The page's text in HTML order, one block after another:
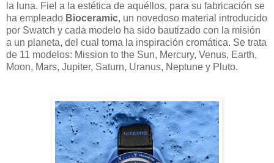
la luna. Fiel a la estética de aquéllos, para su fabricación se
ha empleado Bioceramic, un novedoso material introducido
por Swatch y cada modelo ha sido bautizado con la misión
a un planeta, del cual toma la inspiración cromática. Se trata
de 11 modelos: Mission to the Sun, Mercury, Venus, Earth,
Moon, Mars, Jupiter, Saturn, Uranus, Neptune y Pluto.